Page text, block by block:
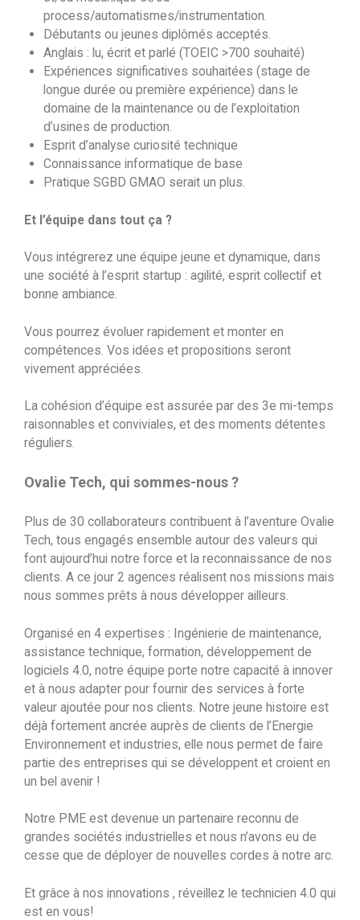
process/automatismes/instrumentation.
Débutants ou jeunes diplômés acceptés.
Anglais : lu, écrit et parlé (TOEIC >700 souhaité)
Expériences significatives souhaitées (stage de
longue durée ou première expérience) dans le
domaine de la maintenance ou de l’exploitation
d’usines de production.
Esprit d’analyse curiosité technique
Connaissance informatique de base
Pratique SGBD GMAO serait un plus.
Et l’équipe dans tout ça ?
Vous intégrerez une équipe jeune et dynamique, dans
une société à l’esprit startup : agilité, esprit collectif et
bonne ambiance.
Vous pourrez évoluer rapidement et monter en
compétences. Vos idées et propositions seront
vivement appréciées.
La cohésion d’équipe est assurée par des 3e mi-temps
raisonnables et conviviales, et des moments détentes
réguliers.
Ovalie Tech, qui sommes-nous ?
Plus de 30 collaborateurs contribuent à l’aventure Ovalie
Tech, tous engagés ensemble autour des valeurs qui
font aujourd’hui notre force et la reconnaissance de nos
clients. A ce jour 2 agences réalisent nos missions mais
nous sommes prêts à nous développer ailleurs.
Organisé en 4 expertises : Ingénierie de maintenance,
assistance technique, formation, développement de
logiciels 4.0, notre équipe porte notre capacité à innover
et à nous adapter pour fournir des services à forte
valeur ajoutée pour nos clients. Notre jeune histoire est
déjà fortement ancrée auprès de clients de l’Energie
Environnement et industries, elle nous permet de faire
partie des entreprises qui se développent et croient en
un bel avenir !
Notre PME est devenue un partenaire reconnu de
grandes sociétés industrielles et nous n’avons eu de
cesse que de déployer de nouvelles cordes à notre arc.
Et grâce à nos innovations , réveillez le technicien 4.0 qui
est en vous!